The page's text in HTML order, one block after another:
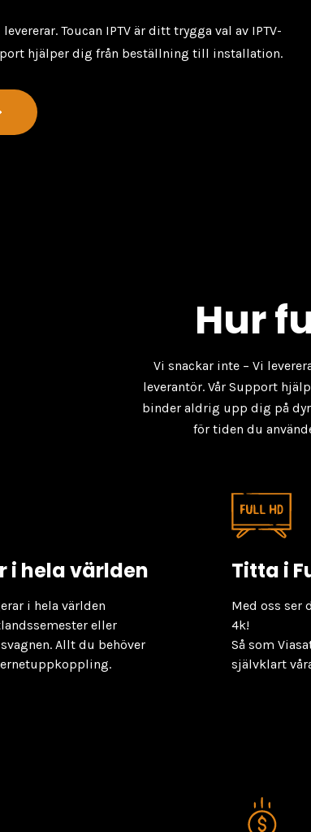
Toucan IPTV är ditt trygga val av IPTV-
hjälper dig från beställning till installation.
Hur
Vi snackar inte – Vi
leverantör. Vår Support
binder aldrig upp dig på
för tiden du
i hela världen
i hela världen
eller
Allt du behöver
Titta i
Med oss ser
4k!
Så som
självklart